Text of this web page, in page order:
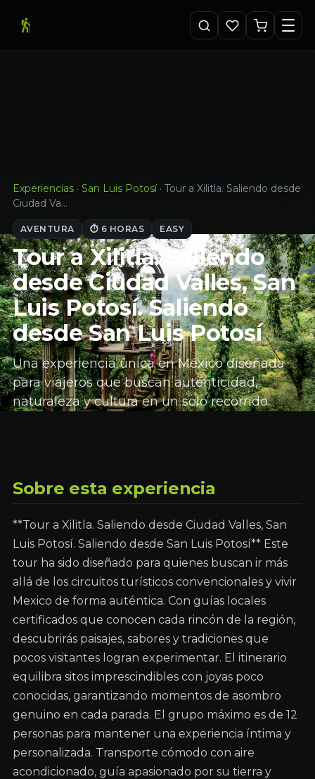
Experiencias · San Luis Potosí · Tour a Xilitla. Saliendo desde
Ciudad Va…
AVENTURA ⏱ 6 HORAS EASY
Tour a Xilitla. Saliendo
desde Ciudad Valles, San
Luis Potosí. Saliendo
desde San Luis Potosí
Una experiencia única en México diseñada
para viajeros que buscan autenticidad,
naturaleza y cultura en un solo recorrido.
Sobre esta experiencia
**Tour a Xilitla. Saliendo desde Ciudad Valles, San
Luis Potosí. Saliendo desde San Luis Potosí** Este
tour ha sido diseñado para quienes buscan ir más
allá de los circuitos turísticos convencionales y vivir
Mexico de forma auténtica. Con guías locales
certificados que conocen cada rincón de la región,
descubrirás paisajes, sabores y tradiciones que
pocos visitantes logran experimentar. El itinerario
equilibra sitos imprescindibles con joyas poco
conocidas, garantizando momentos de asombro
genuino en cada parada. El grupo máximo es de 12
personas para mantener una experiencia íntima y
personalizada. Transporte cómodo con aire
acondicionado, guía apasionado por su tierra y